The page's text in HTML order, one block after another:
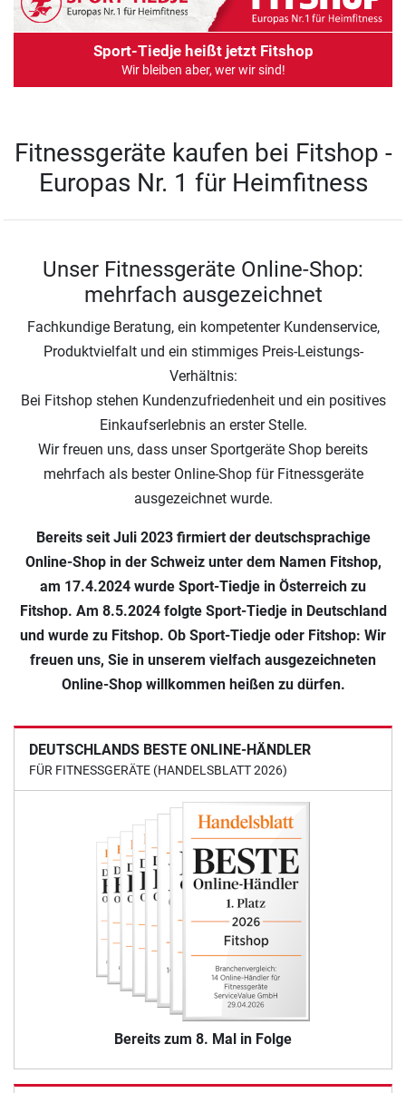
Sport-Tiedje heißt jetzt Fitshop
Wir bleiben aber, wer wir sind!
Fitnessgeräte kaufen bei Fitshop -
Europas Nr. 1 für Heimfitness
Unser Fitnessgeräte Online-Shop:
mehrfach ausgezeichnet
Fachkundige Beratung, ein kompetenter Kundenservice,
Produktvielfalt und ein stimmiges Preis-Leistungs-
Verhältnis:
Bei Fitshop stehen Kundenzufriedenheit und ein positives
Einkaufserlebnis an erster Stelle.
Wir freuen uns, dass unser Sportgeräte Shop bereits
mehrfach als bester Online-Shop für Fitnessgeräte
ausgezeichnet wurde.
Bereits seit Juli 2023 firmiert der deutschsprachige
Online-Shop in der Schweiz unter dem Namen Fitshop,
am 17.4.2024 wurde Sport-Tiedje in Österreich zu
Fitshop. Am 8.5.2024 folgte Sport-Tiedje in Deutschland
und wurde zu Fitshop. Ob Sport-Tiedje oder Fitshop: Wir
freuen uns, Sie in unserem vielfach ausgezeichneten
Online-Shop willkommen heißen zu dürfen.
DEUTSCHLANDS BESTE ONLINE-HÄNDLER
FÜR FITNESSGERÄTE (HANDELSBLATT 2026)
Bereits zum 8. Mal in Folge